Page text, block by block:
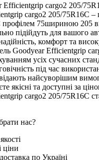
cargo2 205/
cargo2 205/75R16C –
профілем 75шириною 205
підійдуть для вашого
комфорт та
Goodyear Efficientgrip
усіх сучасних
під час
найсуворішим
якісні та доступні за
cargo2 205/75R16C
нас?
ціни
по Україні